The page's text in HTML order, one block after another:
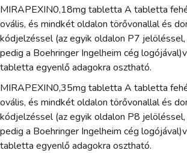
MIRAPEXIN0,18mg tabletta A tabletta
ovális, és mindkét oldalon törővonallal és
kódjelzéssel (az egyik oldalon P7 jelöléssel,
pedig a Boehringer Ingelheim cég
tabletta egyenlő adagokra osztható.
MIRAPEXIN0,35mg tabletta A tabletta
ovális, és mindkét oldalon törővonallal és
kódjelzéssel (az egyik oldalon P8 jelöléssel,
pedig a Boehringer Ingelheim cég
tabletta egyenlő adagokra osztható.